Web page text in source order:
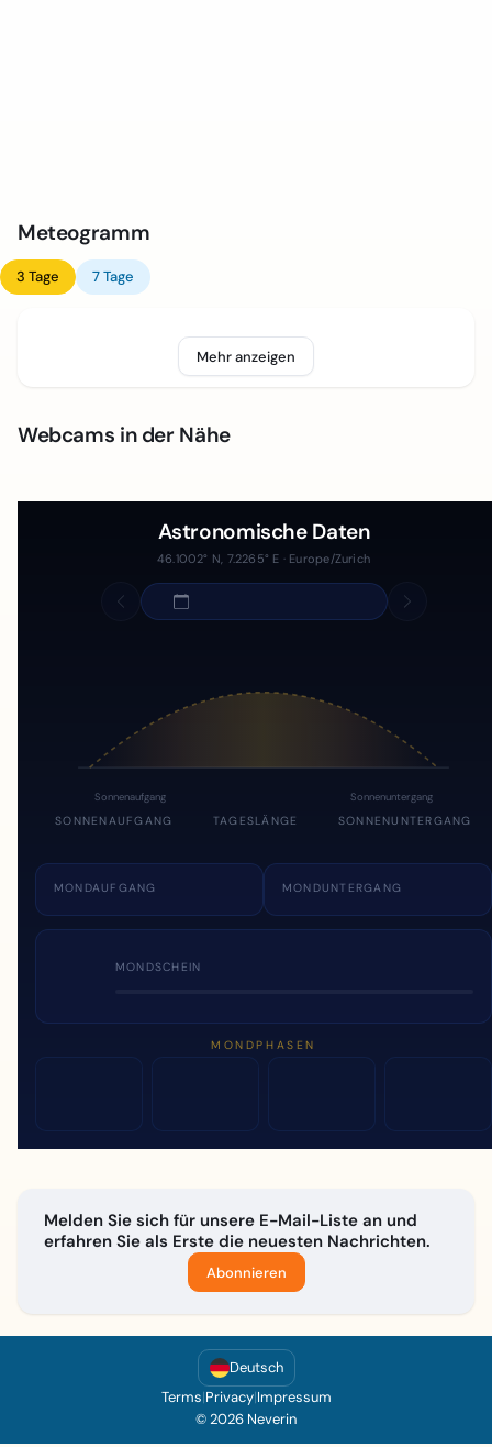
Meteogramm
3 Tage 7 Tage
Mehr anzeigen
Webcams in der Nähe
Astronomische Daten
46.1002° N, 7.2265° E · Europe/Zurich
Sonnenaufgang Sonnenuntergang
SONNENAUFGANG TAGESLÄNGE SONNENUNTERGANG
MONDAUFGANG MONDUNTERGANG
MONDSCHEIN
MONDPHASEN
Melden Sie sich für unsere E-Mail-Liste an und
erfahren Sie als Erste die neuesten Nachrichten.
Abonnieren
Deutsch
Terms|Privacy|Impressum
© 2026 Neverin